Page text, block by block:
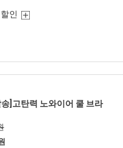
인
송]고탄력 노와이어 쿨 브라